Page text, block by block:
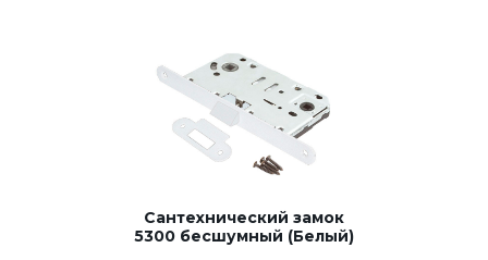
Сантехнический замок
5300 бесшумный (Белый)